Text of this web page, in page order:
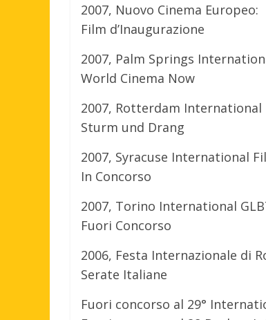
2007, Nuovo Cinema Europeo:
Film d’Inaugurazione
2007, Palm Springs
World Cinema Now
2007, Rotterdam International
Sturm und Drang
2007, Syracuse International
In Concorso
2007, Torino International
Fuori Concorso
2006, Festa Internazionale di
Serate Italiane
Fuori concorso al 29°